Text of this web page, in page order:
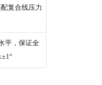
复合线压力
平，保证全